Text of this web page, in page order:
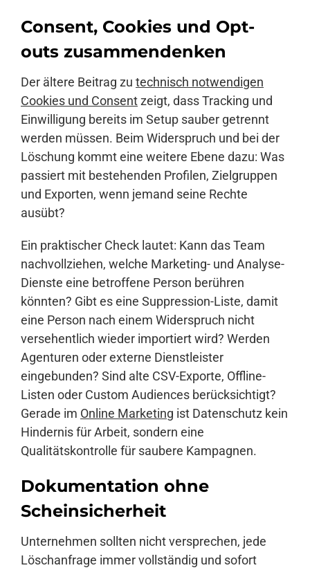
Consent, Cookies und Opt-
outs zusammendenken
Der ältere Beitrag zu technisch notwendigen
Cookies und Consentzeigt, dass Tracking und
Einwilligung bereits im Setup sauber getrennt
werden müssen. Beim Widerspruch und bei der
Löschung kommt eine weitere Ebene dazu: Was
passiert mit bestehenden Profilen, Zielgruppen
und Exporten, wenn jemand seine Rechte
ausübt?
Ein praktischer Check lautet: Kann das Team
nachvollziehen, welche Marketing- und Analyse-
Dienste eine betroffene Person berühren
könnten? Gibt es eine Suppression-Liste, damit
eine Person nach einem Widerspruch nicht
versehentlich wieder importiert wird? Werden
Agenturen oder externe Dienstleister
eingebunden? Sind alte CSV-Exporte, Offline-
Listen oder Custom Audiences berücksichtigt?
Gerade im Online Marketing ist Datenschutz kein
Hindernis für Arbeit, sondern eine
Qualitätskontrolle für saubere Kampagnen.
Dokumentation ohne
Scheinsicherheit
Unternehmen sollten nicht versprechen, jede
Löschanfrage immer vollständig und sofort